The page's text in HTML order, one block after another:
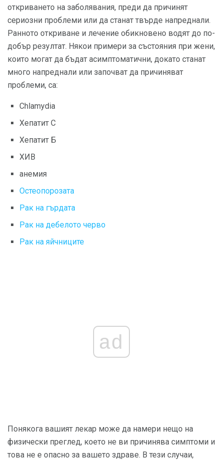
откриването на заболявания, преди да причинят
сериозни проблеми или да станат твърде напреднали.
Ранното откриване и лечение обикновено водят до по-
добър резултат. Някои примери за състояния при жени,
които могат да бъдат асимптоматични, докато станат
много напреднали или започват да причиняват
проблеми, са:
Chlamydia
Хепатит С
Хепатит Б
ХИВ
анемия
Остеопорозата
Рак на гърдата
Рак на дебелото черво
Рак на яйчниците
ad
Понякога вашият лекар може да намери нещо на
физически преглед, което не ви причинява симптоми и
това не е опасно за вашето здраве. В тези случаи,